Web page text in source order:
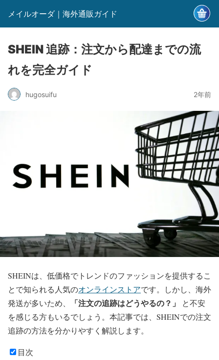
メイルオーダ｜海外通販ガイド
SHEIN 追跡：注文から配達までの流
れを完全ガイド
hugosuifu 2年前
SHEINは、低価格でトレンドのファッションを提供するこ
とで知られる人気のオンラインストアです。しかし、海外
発送が多いため、
「注文の追跡はどうやるの？」
と不安
を感じる方もいるでしょう。本記事では、SHEINでの注文
追跡の方法を分かりやすく解説します。
目次